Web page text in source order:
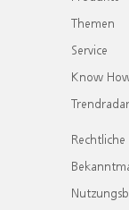
Themen
Service
Know
Trendradar